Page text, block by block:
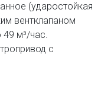
(ударостойкая
вентклапаном
м³/час.
с